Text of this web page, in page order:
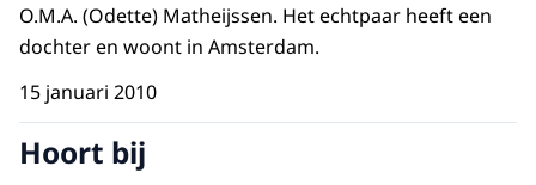
O.M.A. (Odette) Matheijssen. Het echtpaar heeft een
dochter en woont in Amsterdam.
15 januari 2010
Hoort bij